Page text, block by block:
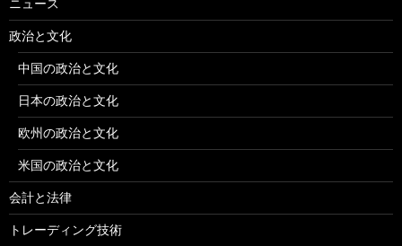
ニュース
政治と文化
中国の政治と文化
日本の政治と文化
欧州の政治と文化
米国の政治と文化
会計と法律
トレーディング技術